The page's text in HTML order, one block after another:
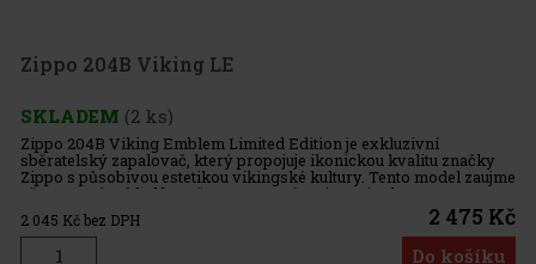
Zippo 204B Viking LE
SKLADEM (2 ks)
Zippo 204B Viking Emblem Limited Edition je exkluzivní
sběratelský zapalovač, který propojuje ikonickou kvalitu značky
Zippo s působivou estetikou vikingské kultury. Tento model zaujme
už na první pohled broušenou mosazí a výrazným bronzovo-
zlatým 3D
2 045 Kč bez DPH 2 475 Kč
Do košíku